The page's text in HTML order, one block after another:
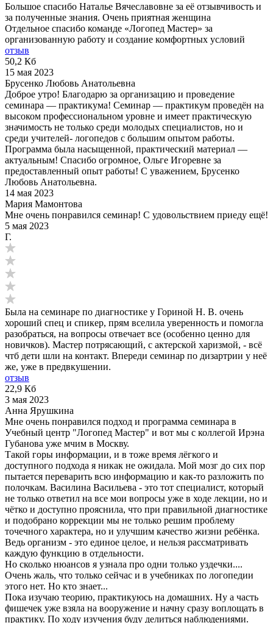
Большое спасибо Наталье Вячеславовне за её отзывчивость и
за полученные знания. Очень приятная женщина
Отдельное спасибо команде «Логопед Мастер» за
организованную работу и создание комфортных условий
отзыв
50,2 Кб
15 мая 2023
Брусенко Любовь Анатольевна
Доброе утро! Благодарю за организацию и проведение
семинара — практикума! Семинар — практикум проведён на
высоком профессиональном уровне и имеет практическую
значимость не только среди молодых специалистов, но и
среди учителей- логопедов с большим опытом работы.
Программа была насыщенной, практический материал —
актуальным! Спасибо огромное, Ольге Игоревне за
предоставленный опыт работы! С уважением, Брусенко
Любовь Анатольевна.
14 мая 2023
Мария Мамонтова
Мне очень понравился семинар! С удовольствием приеду ещё!
5 мая 2023
Г.
Была на семинаре по диагностике у Гориной Н. В. очень
хороший спец и спикер, прям вселила уверенность и помогла
разобраться, на вопросы отвечает все (особенно ценно для
новичков). Мастер потрясающий, с актерской харизмой, - всё
чтб дети шли на контакт. Впереди семинар по дизартрии у неё
же, уже в предвкушении.
отзыв
22,9 Кб
3 мая 2023
Анна Ярушкина
Мне очень понравился подход и программа семинара в
Учебный центр "Логопед Мастер" и вот мы с коллегой Ирэна
Губанова уже мчим в Москву.
Такой горы информации, и в тоже время лёгкого и
доступного подхода я никак не ожидала. Мой мозг до сих пор
пытается переварить всю информацию и как-то разложить по
полочкам. Василина Васильева - это тот специалист, который
не только ответил на все мои вопросы уже в ходе лекции, но и
чётко и доступно прояснила, что при правильной диагностике
и подобрано коррекции мы не только решим проблему
точечного характера, но и улучшим качество жизни ребёнка.
Ведь организм - это единое целое, и нельзя рассматривать
каждую функцию в отдельности.
Но сколько нюансов я узнала про одни только уздечки....
Очень жаль, что только сейчас и в учебниках по логопедии
этого нет. Но кто знает...
Пока изучаю теорию, практикуюсь на домашних. Ну а часть
фишечек уже взяла на вооружение и начну сразу воплощать в
практику. По ходу изучения буду делиться наблюдениями.